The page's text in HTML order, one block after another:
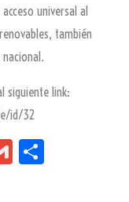
universal al
también
siguiente link:
id/32
G